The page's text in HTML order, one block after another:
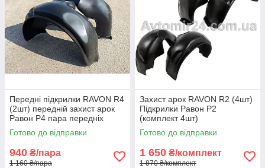
Передні підкрилки RAVON R4
(2шт) передній захист арок
Равон Р4 пара передніх
Готово до відправки
940 ₴/пара
1 160 ₴/пара
Захист арок RAVON R2 (4шт)
Підкрилки Равон Р2
(комплект 4шт)
Готово до відправки
1 650 ₴/комплект
1 870 ₴/комплект